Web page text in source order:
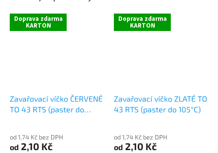
Doprava zdarma
KARTON
Zavařovací víčko ČERVENÉ
TO 43 RTS (paster do
od 1,74 Kč bez DPH
od 2,10 Kč
Doprava zdarma
KARTON
Zavařovací víčko ZLATÉ TO
43 RTS (paster do 105°C)
od 1,74 Kč bez DPH
od 2,10 Kč